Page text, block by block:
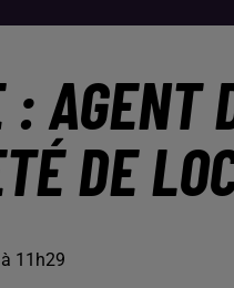
: AGENT
DE
11h29